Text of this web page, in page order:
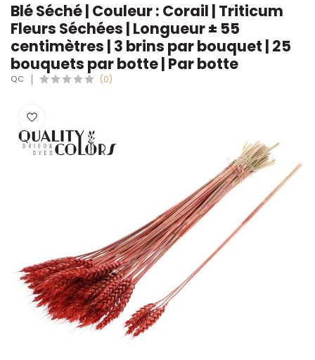
Blé Séché | Couleur : Corail | Triticum
Fleurs Séchées | Longueur ± 55
centimètres | 3 brins par bouquet | 25
bouquets par botte | Par botte
QC (0)